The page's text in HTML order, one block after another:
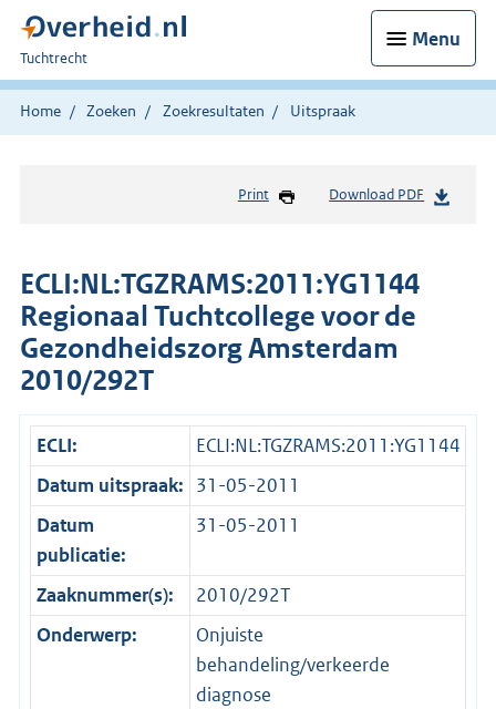
Menu
U
bent
hier:
Tuchtrecht
Home Zoeken Zoekresultaten Uitspraak
Print Download PDF
ECLI:NL:TGZRAMS:2011:YG1144
Regionaal Tuchtcollege voor de
Gezondheidszorg Amsterdam
2010/292T
ECLI:
ECLI:NL:TGZRAMS:2011:YG1144
Datum uitspraak: 31-05-2011
Datum
publicatie:
31-05-2011
Zaaknummer(s):
2010/292T
Onderwerp:
Onjuiste
behandeling/verkeerde
diagnose